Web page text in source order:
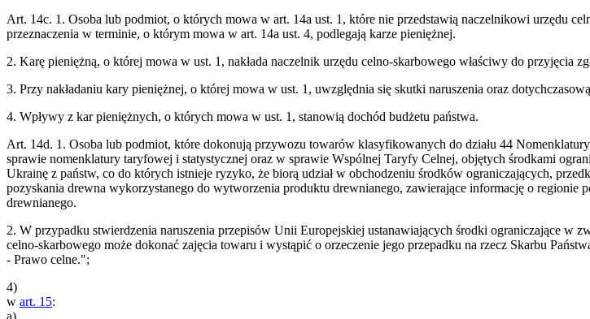
Art. 14c. 1. Osoba lub podmiot, o których mowa w art. 14a ust. 1, które nie przedstawią naczelnikowi urzędu
przeznaczenia w terminie, o którym mowa w art. 14a ust. 4, podlegają karze pieniężnej.
2. Karę pieniężną, o której mowa w ust. 1, nakłada naczelnik urzędu celno-skarbowego właściwy do przyjęcia
3. Przy nakładaniu kary pieniężnej, o której mowa w ust. 1, uwzględnia się skutki naruszenia oraz
4. Wpływy z kar pieniężnych, o których mowa w ust. 1, stanowią dochód budżetu państwa.
Art. 14d. 1. Osoba lub podmiot, które dokonują przywozu towarów klasyfikowanych do działu 44
sprawie nomenklatury taryfowej i statystycznej oraz w sprawie Wspólnej Taryfy Celnej, objętych środkami
Ukrainę z państw, co do których istnieje ryzyko, że biorą udział w obchodzeniu środków ograniczających,
pozyskania drewna wykorzystanego do wytworzenia produktu drewnianego, zawierające informację o
drewnianego.
2. W przypadku stwierdzenia naruszenia przepisów Unii Europejskiej ustanawiających środki ograniczające w
celno-skarbowego może dokonać zajęcia towaru i wystąpić o orzeczenie jego przepadku na rzecz Skarbu
- Prawo celne.";
4)
w art. 15: